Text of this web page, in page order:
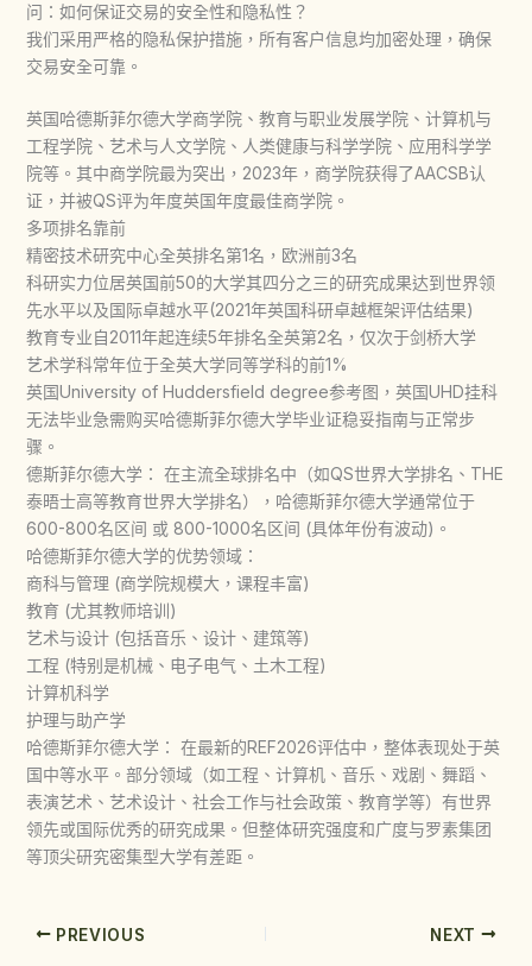
问：如何保证交易的安全性和隐私性？
我们采用严格的隐私保护措施，所有客户信息均加密处理，确保
交易安全可靠。
英国哈德斯菲尔德大学商学院、教育与职业发展学院、计算机与
工程学院、艺术与人文学院、人类健康与科学学院、应用科学学
院等。其中商学院最为突出，2023年，商学院获得了AACSB认
证，并被QS评为年度英国年度最佳商学院。
多项排名靠前
精密技术研究中心全英排名第1名，欧洲前3名
科研实力位居英国前50的大学其四分之三的研究成果达到世界领
先水平以及国际卓越水平(2021年英国科研卓越框架评估结果)
教育专业自2011年起连续5年排名全英第2名，仅次于剑桥大学
艺术学科常年位于全英大学同等学科的前1%
英国University of Huddersfield degree参考图，英国UHD挂科
无法毕业急需购买哈德斯菲尔德大学毕业证稳妥指南与正常步
骤。
德斯菲尔德大学： 在主流全球排名中（如QS世界大学排名、THE
泰晤士高等教育世界大学排名），哈德斯菲尔德大学通常位于
600-800名区间 或 800-1000名区间 (具体年份有波动)。
哈德斯菲尔德大学的优势领域：
商科与管理 (商学院规模大，课程丰富)
教育 (尤其教师培训)
艺术与设计 (包括音乐、设计、建筑等)
工程 (特别是机械、电子电气、土木工程)
计算机科学
护理与助产学
哈德斯菲尔德大学： 在最新的REF2026评估中，整体表现处于英
国中等水平。部分领域（如工程、计算机、音乐、戏剧、舞蹈、
表演艺术、艺术设计、社会工作与社会政策、教育学等）有世界
领先或国际优秀的研究成果。但整体研究强度和广度与罗素集团
等顶尖研究密集型大学有差距。
PREVIOUS NEXT